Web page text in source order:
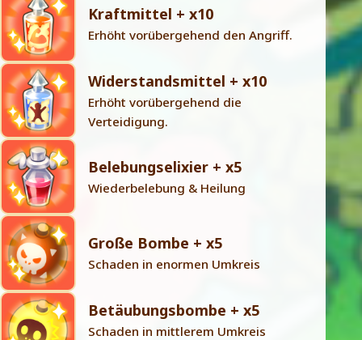
Kraftmittel + x10
Erhöht vorübergehend den Angriff.
Widerstandsmittel + x10
Erhöht vorübergehend die
Verteidigung.
Belebungselixier + x5
Wiederbelebung & Heilung
Große Bombe + x5
Schaden in enormen Umkreis
Betäubungsbombe + x5
Schaden in mittlerem Umkreis